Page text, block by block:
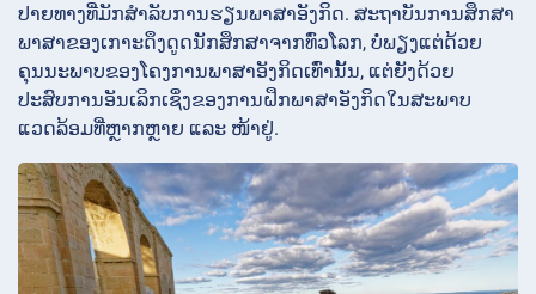
ປາຍທາງທີ່ມັກສຳລັບການຮຽນພາສາອັງກິດ. ສະຖາບັນການສຶກສາ
ພາສາຂອງເກາະດຶງດູດນັກສຶກສາຈາກທົ່ວໂລກ, ບໍ່ພຽງແຕ່ດ້ວຍ
ຄຸນນະພາບຂອງໂຄງການພາສາອັງກິດເທົ່ານັ້ນ, ແຕ່ຍັງດ້ວຍ
ປະສົບການອັນເລິກເຊິ່ງຂອງການຝຶກພາສາອັງກິດໃນສະພາບ
ແວດລ້ອມທີ່ຫຼາກຫຼາຍ ແລະ ໜ້າຢູ່.